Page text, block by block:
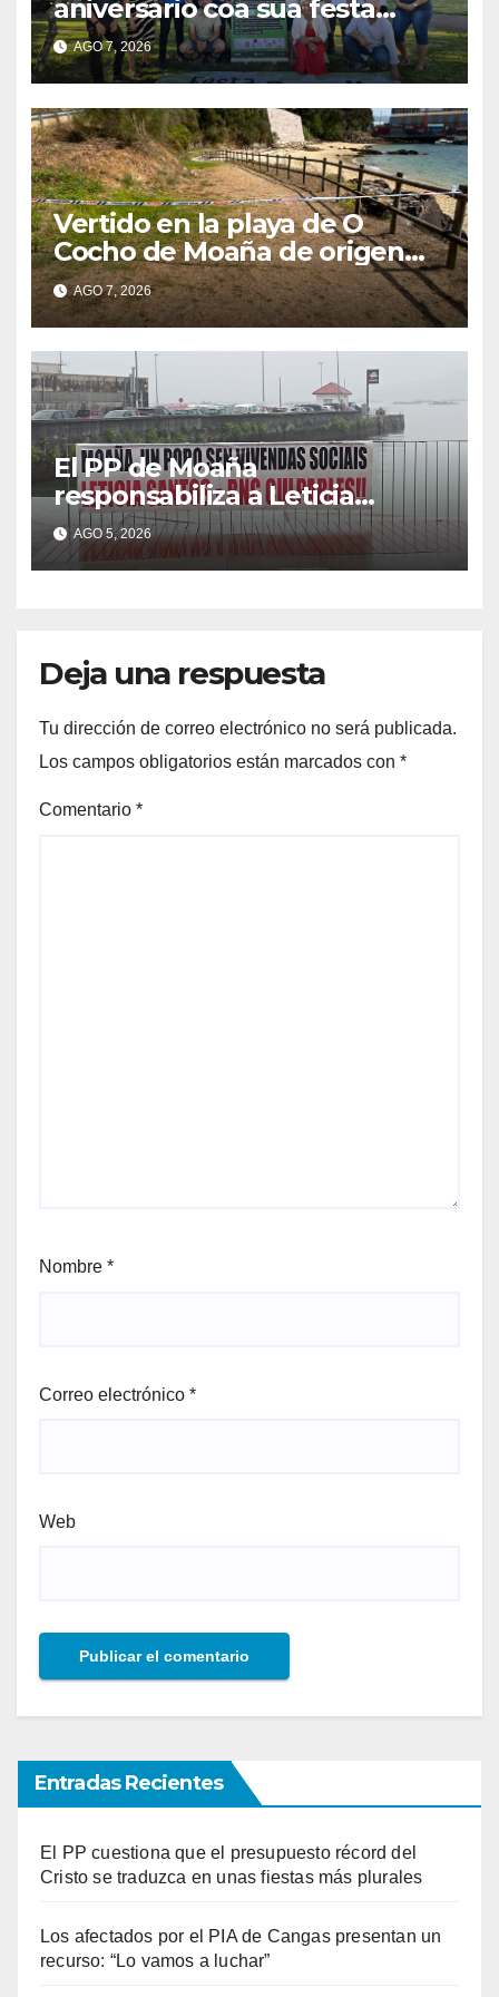
aniversario coa sua festa
popular o vindeiro sábado 15
de agosto
AGO 7, 2026
Vertido en la playa de O
Cocho de Moaña de origen
desconocido
AGO 7, 2026
El PP de Moaña
responsabiliza a Leticia
Santos de poner en riesgo la
construcción de viviendas
sociales de As Raíñas
AGO 5, 2026
Deja una respuesta
Tu dirección de correo electrónico no será publicada.
Los campos obligatorios están marcados con *
Comentario *
Nombre *
Correo electrónico *
Web
Entradas Recientes
El PP cuestiona que el presupuesto récord del
Cristo se traduzca en unas fiestas más plurales
Los afectados por el PIA de Cangas presentan un
recurso: “Lo vamos a luchar”